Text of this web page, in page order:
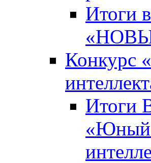
Итоги
Конкурс
Итоги
«Юный